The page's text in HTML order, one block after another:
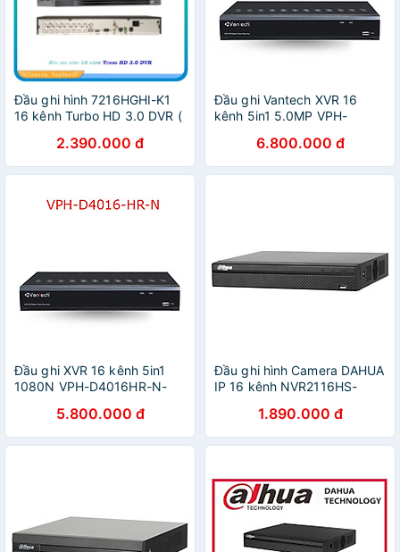
Đầu ghi hình 7216HGHI-K1
16 kênh Turbo HD 3.0 DVR (
2.390.000 đ
Đầu ghi Vantech XVR 16
kênh 5in1 5.0MP VPH-
6.800.000 đ
Đầu ghi XVR 16 kênh 5in1
1080N VPH-D4016HR-N-
5.800.000 đ
Đầu ghi hình Camera DAHUA
IP 16 kênh NVR2116HS-
1.890.000 đ